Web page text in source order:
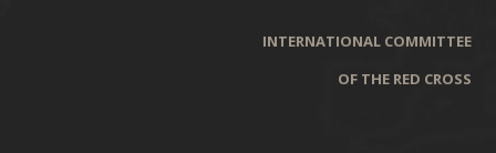
INTERNATIONAL COMMITTEE
OF THE RED CROSS